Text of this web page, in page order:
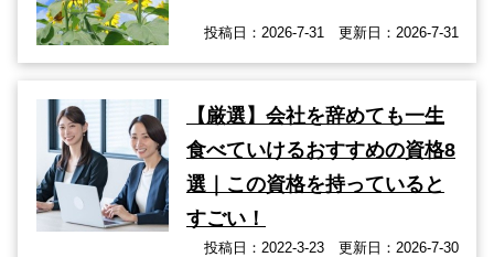
投稿日：2026-7-31 更新日：2026-7-31
【厳選】会社を辞めても一生
食べていけるおすすめの資格8
選｜この資格を持っていると
すごい！
投稿日：2022-3-23 更新日：2026-7-30